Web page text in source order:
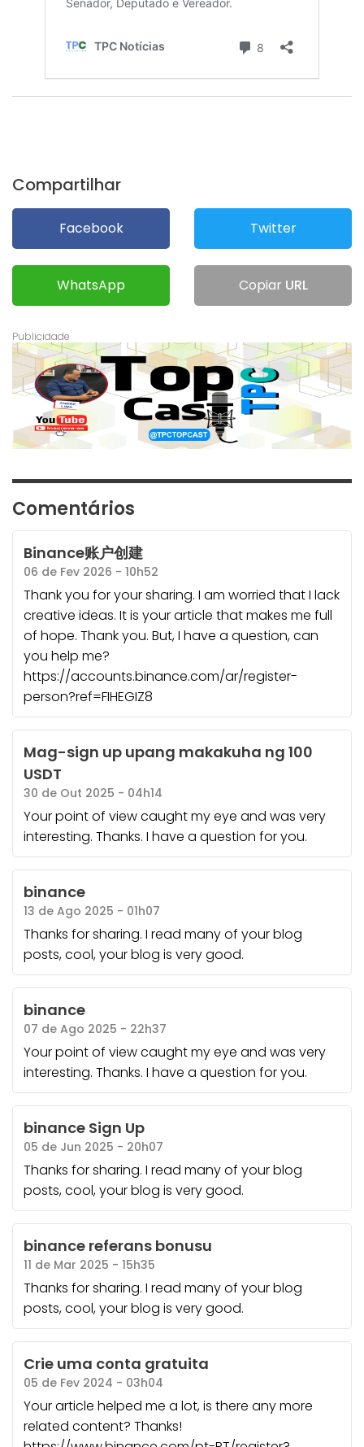
Compartilhar
Facebook Twitter
WhatsApp Copiar URL
Comentários
Binance账户创建
06 de Fev 2026 - 10h52
Thank you for your sharing. I am worried that I lack
creative ideas. It is your article that makes me full
of hope. Thank you. But, I have a question, can
you help me?
https://accounts.binance.com/ar/register-
person?ref=FIHEGIZ8
Mag-sign up upang makakuha ng 100
USDT
30 de Out 2025 - 04h14
Your point of view caught my eye and was very
interesting. Thanks. I have a question for you.
binance
13 de Ago 2025 - 01h07
Thanks for sharing. I read many of your blog
posts, cool, your blog is very good.
binance
07 de Ago 2025 - 22h37
Your point of view caught my eye and was very
interesting. Thanks. I have a question for you.
binance Sign Up
05 de Jun 2025 - 20h07
Thanks for sharing. I read many of your blog
posts, cool, your blog is very good.
binance referans bonusu
11 de Mar 2025 - 15h35
Thanks for sharing. I read many of your blog
posts, cool, your blog is very good.
Crie uma conta gratuita
05 de Fev 2024 - 03h04
Your article helped me a lot, is there any more
related content? Thanks!